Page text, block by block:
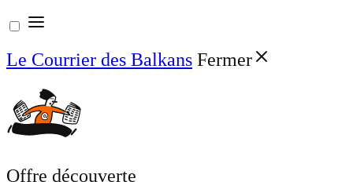
Aller
au
contenu
Le Courrier des Balkans Fermer
Offre découverte